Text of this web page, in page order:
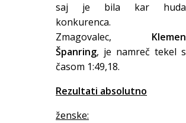
saj je bila kar huda
konkurenca.
Zmagovalec, Klemen
Španring, je namreč tekel s
časom 1:49,18.
Rezultati absolutno
ženske: